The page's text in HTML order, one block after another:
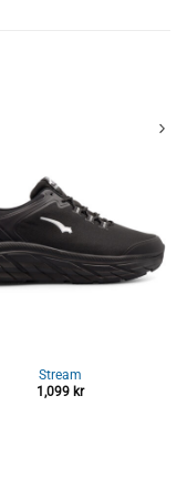
Stream
1,099 kr